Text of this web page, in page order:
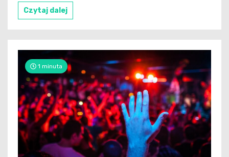
Czytaj dalej
1 minuta